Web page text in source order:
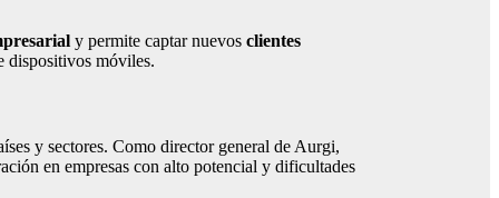
y permite captar nuevos clientes
dispositivos móviles.
y sectores. Como director general de Aurgi,
en empresas con alto potencial y dificultades